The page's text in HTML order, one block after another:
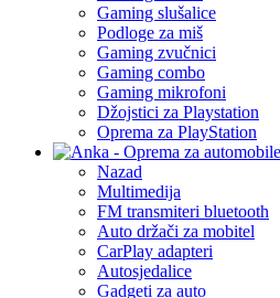
Gaming slušalice
Podloge za miš
Gaming zvučnici
Gaming combo
Gaming mikrofoni
Džojstici za Playstation
Oprema za PlayStation
Nazad
Multimedija
FM transmiteri bluetooth
Auto držači za mobitel
CarPlay adapteri
Autosjedalice
Gadgeti za auto